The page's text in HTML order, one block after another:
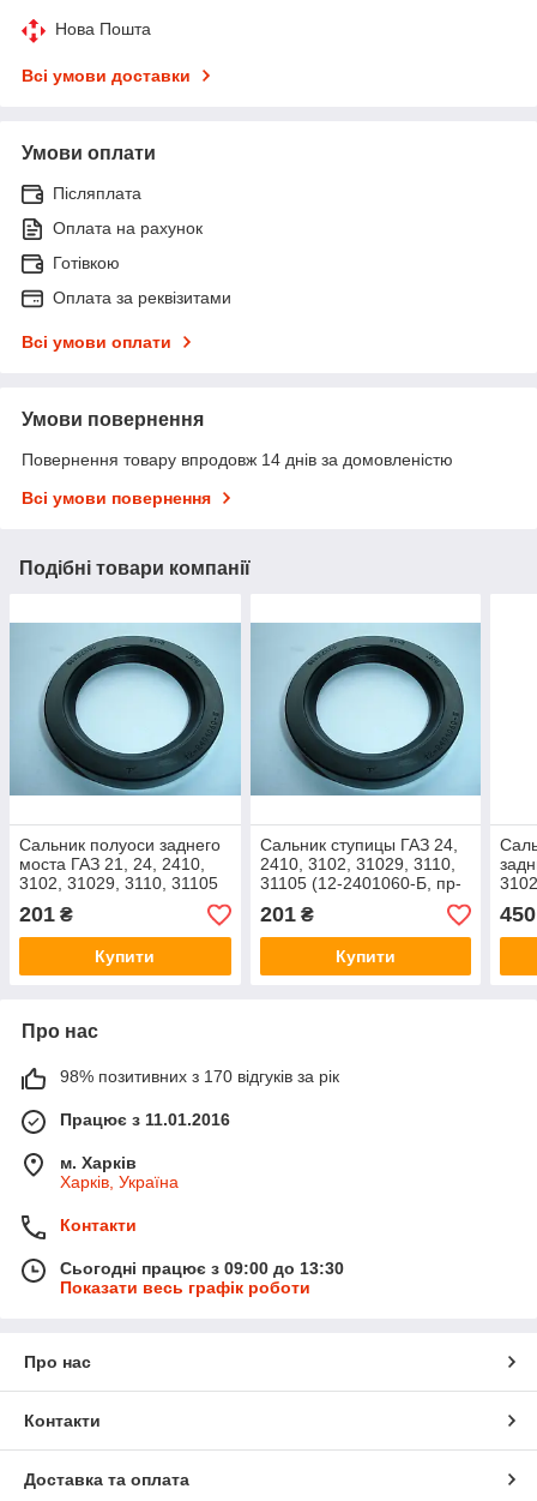
Нова Пошта
Всі умови доставки
Умови оплати
Післяплата
Оплата на рахунок
Готівкою
Оплата за реквізитами
Всі умови оплати
Умови повернення
Повернення товару впродовж 14 днів за домовленістю
Всі умови повернення
Подібні товари компанії
Сальник полуоси заднего
моста ГАЗ 21, 24, 2410,
3102, 31029, 3110, 31105
(12-2401060-Б, пр-во
Балаково)
201 ₴
Купити
Сальник ступицы ГАЗ 24,
2410, 3102, 31029, 3110,
31105 (12-2401060-Б, пр-
во Балаково)
201₴
Купити
ВРТ
450
Про нас
98% позитивних з 170 відгуків за рік
Працює з 11.01.2016
м. Харків
Харків, Україна
Контакти
Сьогодні працює з 09:00 до 13:30
Показати весь графік роботи
Про нас
Контакти
Доставка та оплата